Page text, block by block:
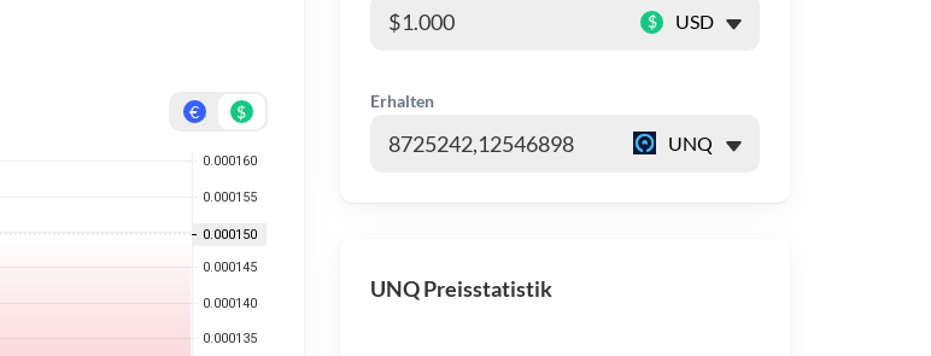
€ $
$
Erhalten
UNQ Preisstatistik